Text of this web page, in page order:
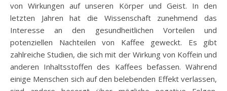
von Wirkungen auf unseren Körper und Geist. In den
letzten Jahren hat die Wissenschaft zunehmend das
Interesse an den gesundheitlichen Vorteilen und
potenziellen Nachteilen von Kaffee geweckt. Es gibt
zahlreiche Studien, die sich mit der Wirkung von Koffein und
anderen Inhaltsstoffen des Kaffees befassen. Während
einige Menschen sich auf den belebenden Effekt verlassen,